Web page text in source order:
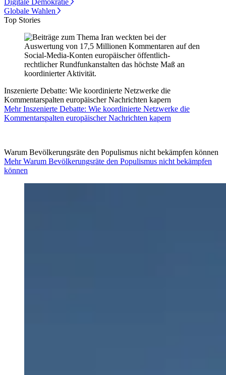
Digitale Demokratie
Globale Wahlen
Top Stories
Inszenierte Debatte: Wie koordinierte Netzwerke die
Kommentarspalten europäischer Nachrichten kapern
Mehr Inszenierte Debatte: Wie koordinierte Netzwerke die
Kommentarspalten europäischer Nachrichten kapern
Warum Bevölkerungsräte den Populismus nicht bekämpfen können
Mehr Warum Bevölkerungsräte den Populismus nicht bekämpfen
können